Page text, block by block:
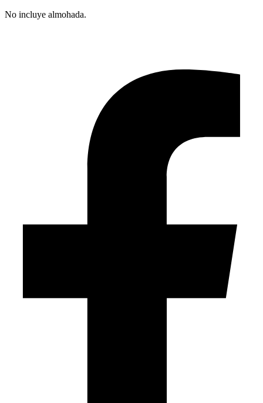
No incluye almohada.